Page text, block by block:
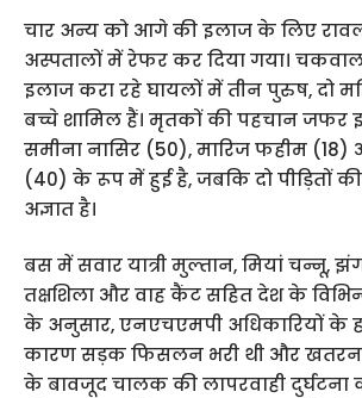
चार अन्य को आगे की इलाज के लिए
अस्पतालों में रेफर कर दिया गया।
इलाज करा रहे घायलों में तीन पुरुष, दो
बच्चे शामिल हैं। मृतकों की पहचान जफर
समीना नासिर (50), मारिज फहीम (18)
(40) के रूप में हुई है, जबकि दो पीड़ितों
अज्ञात है।
बस में सवार यात्री मुल्तान, मियां चन्नू,
तक्षशिला और वाह कैंट सहित देश के
के अनुसार, एनएचएमपी अधिकारियों के
कारण सड़क फिसलन भरी थी और
के बावजूद चालक की लापरवाही